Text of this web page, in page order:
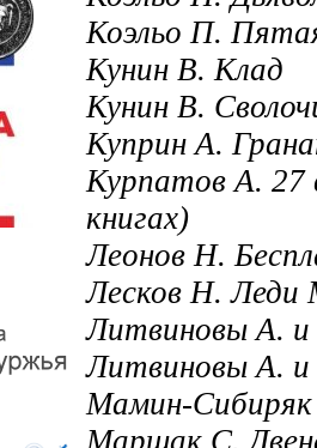
Коэльо П.
Кунин В. Клад
Кунин В.
Куприн А.
Курпатов А. 27
книгах)
Леонов Н.
Лесков Н. Леди
Литвиновы А. и
Литвиновы А. и
Мамин-Сибиряк
Маршак С.